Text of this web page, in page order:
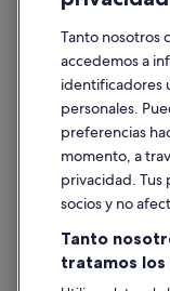
Pautas sobre el
Ayuda
Cancelar un vuelo
Cancelar una reserva
Utilizar un cupón de
Tanto nosotros
accedemos a
identificadores
personales.
preferencias
momento, a
privacidad. Tus
socios y no
Tanto
tratamos